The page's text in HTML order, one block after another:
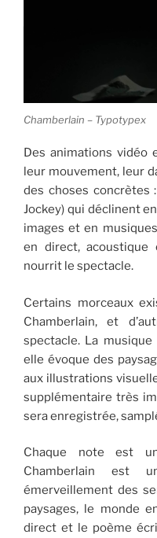
Chamberlain – Typotypex
Des animations vidéo
leur mouvement, leur
des choses concrètes
Jockey) qui déclinent
images et en
en direct, acoustique
nourrit le spectacle.
Certains morceaux
Chamberlain, et
spectacle. La
elle évoque des
aux illustrations
supplémentaire très
sera enregistrée,
Chaque note est
Chamberlain est
émerveillement des
paysages, le monde
direct et le poème